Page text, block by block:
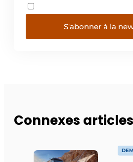
S'abonner à la
Connexes articles